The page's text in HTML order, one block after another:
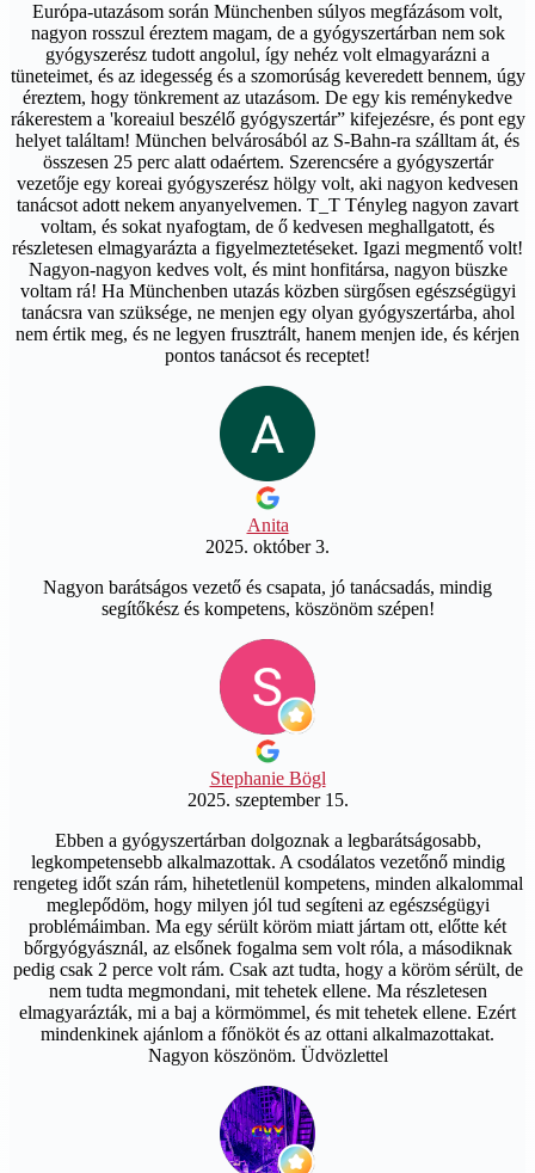
Európa-utazásom során Münchenben súlyos megfázásom volt,
nagyon rosszul éreztem magam, de a gyógyszertárban nem sok
gyógyszerész tudott angolul, így nehéz volt elmagyarázni a
tüneteimet, és az idegesség és a szomorúság keveredett bennem, úgy
éreztem, hogy tönkrement az utazásom. De egy kis reménykedve
rákerestem a 'koreaiul beszélő gyógyszertár” kifejezésre, és pont egy
helyet találtam! München belvárosából az S-Bahn-ra szálltam át, és
összesen 25 perc alatt odaértem. Szerencsére a gyógyszertár
vezetője egy koreai gyógyszerész hölgy volt, aki nagyon kedvesen
tanácsot adott nekem anyanyelvemen. T_T Tényleg nagyon zavart
voltam, és sokat nyafogtam, de ő kedvesen meghallgatott, és
részletesen elmagyarázta a figyelmeztetéseket. Igazi megmentő volt!
Nagyon-nagyon kedves volt, és mint honfitársa, nagyon büszke
voltam rá! Ha Münchenben utazás közben sürgősen egészségügyi
tanácsra van szüksége, ne menjen egy olyan gyógyszertárba, ahol
nem értik meg, és ne legyen frusztrált, hanem menjen ide, és kérjen
pontos tanácsot és receptet!
Anita
2025. október 3.
Nagyon barátságos vezető és csapata, jó tanácsadás, mindig
segítőkész és kompetens, köszönöm szépen!
Stephanie Bögl
2025. szeptember 15.
Ebben a gyógyszertárban dolgoznak a legbarátságosabb,
legkompetensebb alkalmazottak. A csodálatos vezetőnő mindig
rengeteg időt szán rám, hihetetlenül kompetens, minden alkalommal
meglepődöm, hogy milyen jól tud segíteni az egészségügyi
problémáimban. Ma egy sérült köröm miatt jártam ott, előtte két
bőrgyógyásznál, az elsőnek fogalma sem volt róla, a másodiknak
pedig csak 2 perce volt rám. Csak azt tudta, hogy a köröm sérült, de
nem tudta megmondani, mit tehetek ellene. Ma részletesen
elmagyarázták, mi a baj a körmömmel, és mit tehetek ellene. Ezért
mindenkinek ajánlom a főnököt és az ottani alkalmazottakat.
Nagyon köszönöm. Üdvözlettel